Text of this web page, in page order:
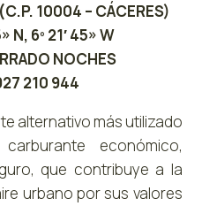
10004 – CÁCERES)
N, 6º 21′ 45» W
NOCHES
210 944
alternativo más utilizado
económico,
que contribuye a la
urbano por sus valores